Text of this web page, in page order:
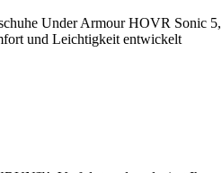
Under Armour HOVR Sonic 5,
und Leichtigkeit entwickelt